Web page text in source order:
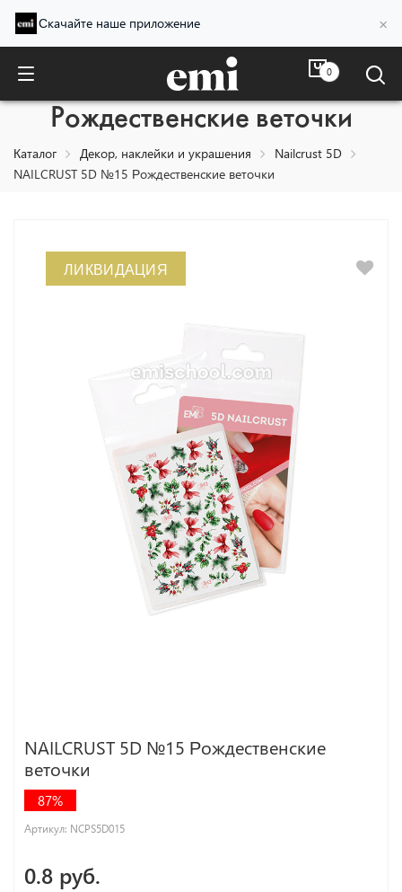
Скачайте наше приложение ×
0
NAILCRUST 5D №15
Рождественские веточки
Каталог Декор, наклейки и украшения
Nailcrust 5D
NAILCRUST 5D №15 Рождественские веточки
ЛИКВИДАЦИЯ
NAILCRUST 5D №15 Рождественские
веточки
87%
Артикул: NCPS5D015
0.8 руб.